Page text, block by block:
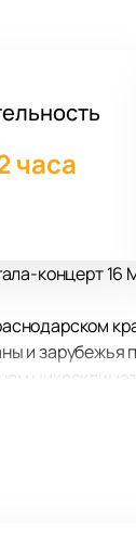
часа
концерт
и
этого